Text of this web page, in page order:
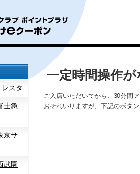
レスタ
士急
京サ
武園
一定時間操作
ご入店いただいてから、30分間
おそれいりますが、下記のボタ